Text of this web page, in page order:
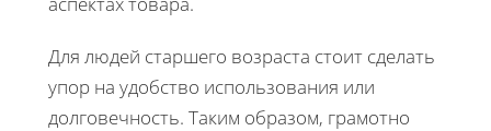
Для людей старшего возраста стоит сделать
упор на удобство использования или
долговечность. Таким образом, грамотно